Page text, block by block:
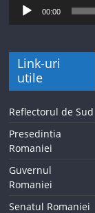
00:00
Link-uri
utile
Reflectorul de Sud
Presedintia
Romaniei
Guvernul
Romaniei
Senatul Romaniei